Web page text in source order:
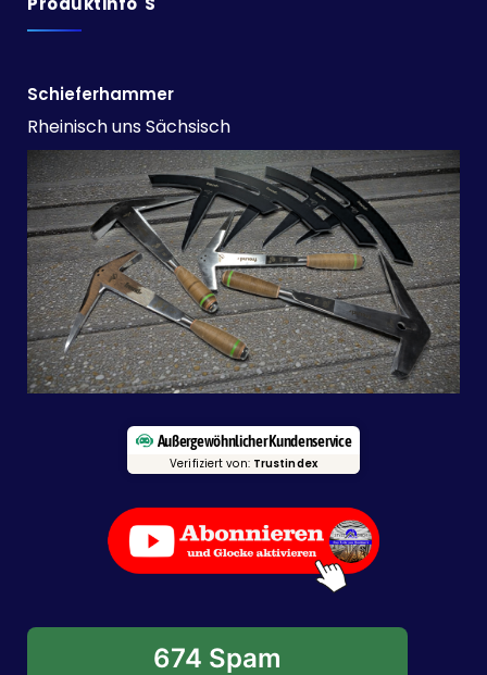
Schieferhammer
Rheinisch uns Sächsisch
Außergewöhnlicher Kundenservice
Verifiziert von: Trustindex
674 Spam